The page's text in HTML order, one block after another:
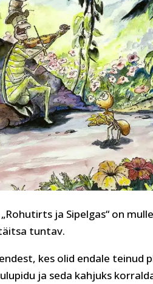
ja Sipelgas“ on
tuntav.
kes olid endale
ja seda kahjuks